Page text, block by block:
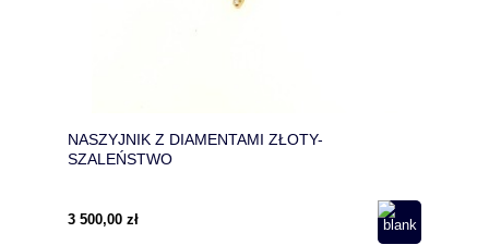
NASZYJNIK Z DIAMENTAMI ZŁOTY-
SZALEŃSTWO
3 500,00 zł